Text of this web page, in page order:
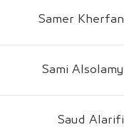
Samer Kherfan
Sami Alsolamy
Saud Alarifi